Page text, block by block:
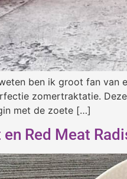
ben ik groot fan van
zomertraktatie.
met de zoete […]
Red Meat